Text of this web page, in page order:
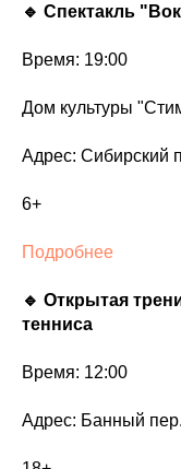
🔹 Спектакль
Время: 19:00
Дом культуры
Адрес: Сибирский
6+
Подробнее
🔹 Открытая
тенниса
Время: 12:00
Адрес: Банный